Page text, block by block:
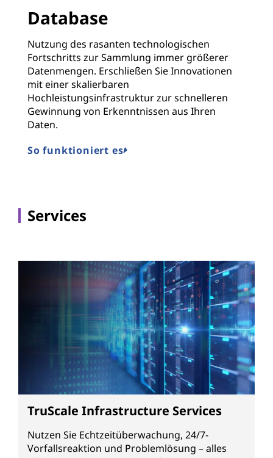
Database
Nutzung des rasanten technologischen
Fortschritts zur Sammlung immer größerer
Datenmengen. Erschließen Sie Innovationen
mit einer skalierbaren
Hochleistungsinfrastruktur zur schnelleren
Gewinnung von Erkenntnissen aus Ihren
Daten.
So funktioniert es
Services
TruScale Infrastructure Services
Nutzen Sie Echtzeitüberwachung, 24/7-
Vorfallsreaktion und Problemlösung – alles